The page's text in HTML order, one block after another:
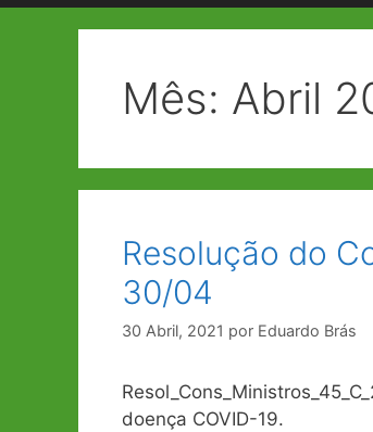
Mês: Abril
Resolução do
30/04
30 Abril, 2021 por Eduardo Brás
doença COVID-19.